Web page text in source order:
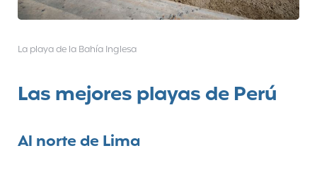
La playa de la Bahía Inglesa
Las mejores playas de Perú
Al norte de Lima